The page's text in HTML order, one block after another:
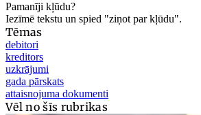
Pamanīji kļūdu?
Iezīmē tekstu un spied "ziņot par kļūdu".
Tēmas
debitori
kreditors
uzkrājumi
gada pārskats
attaisnojuma dokumenti
Vēl no šīs rubrikas